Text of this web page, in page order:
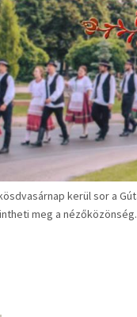
kerül sor a
meg a nézőközönség.